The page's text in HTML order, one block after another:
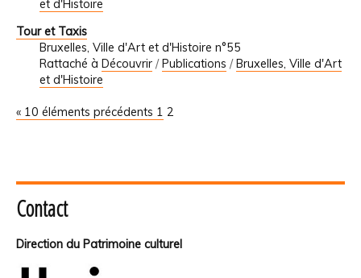
et d'Histoire
Tour et Taxis
Bruxelles, Ville d'Art et d'Histoire n°55
Rattaché à Découvrir /Publications /Bruxelles, Ville d'Art
et d'Histoire
« 10 éléments précédents 1 2
Contact
Direction du Patrimoine culturel